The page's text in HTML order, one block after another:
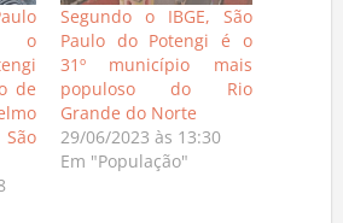
o
de
Segundo o IBGE, São
Paulo do Potengi é o
31º município mais
populoso do Rio
Grande do Norte
29/06/2023 às 13:30
Em "População"